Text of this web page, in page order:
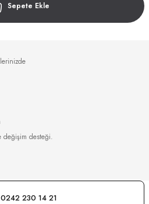
Sepete Ekle
değişim desteği.
0242 230 14 21